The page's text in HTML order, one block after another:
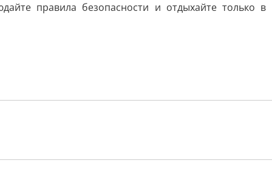
правила безопасности и отдыхайте только в